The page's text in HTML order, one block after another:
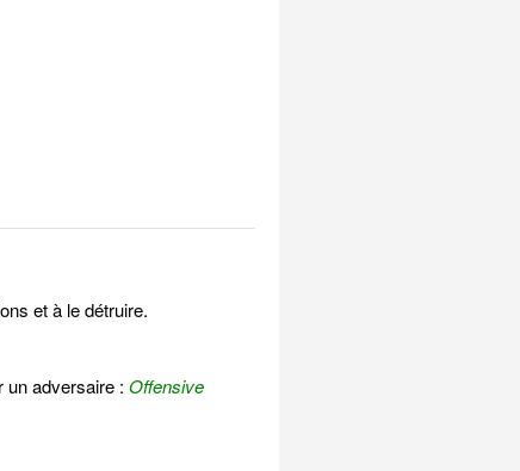
et à le détruire.
un adversaire : Offensive